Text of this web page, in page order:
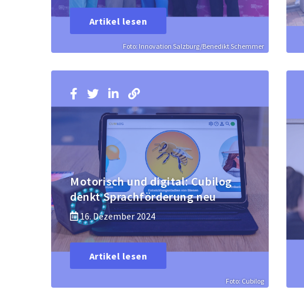
Foto: Innovation Salzburg/Benedikt Schemmer
Artikel lesen
Foto: Cubilog
Motorisch und digital: Cubilog
denkt Sprachförderung neu
16. Dezember 2024
Artikel lesen